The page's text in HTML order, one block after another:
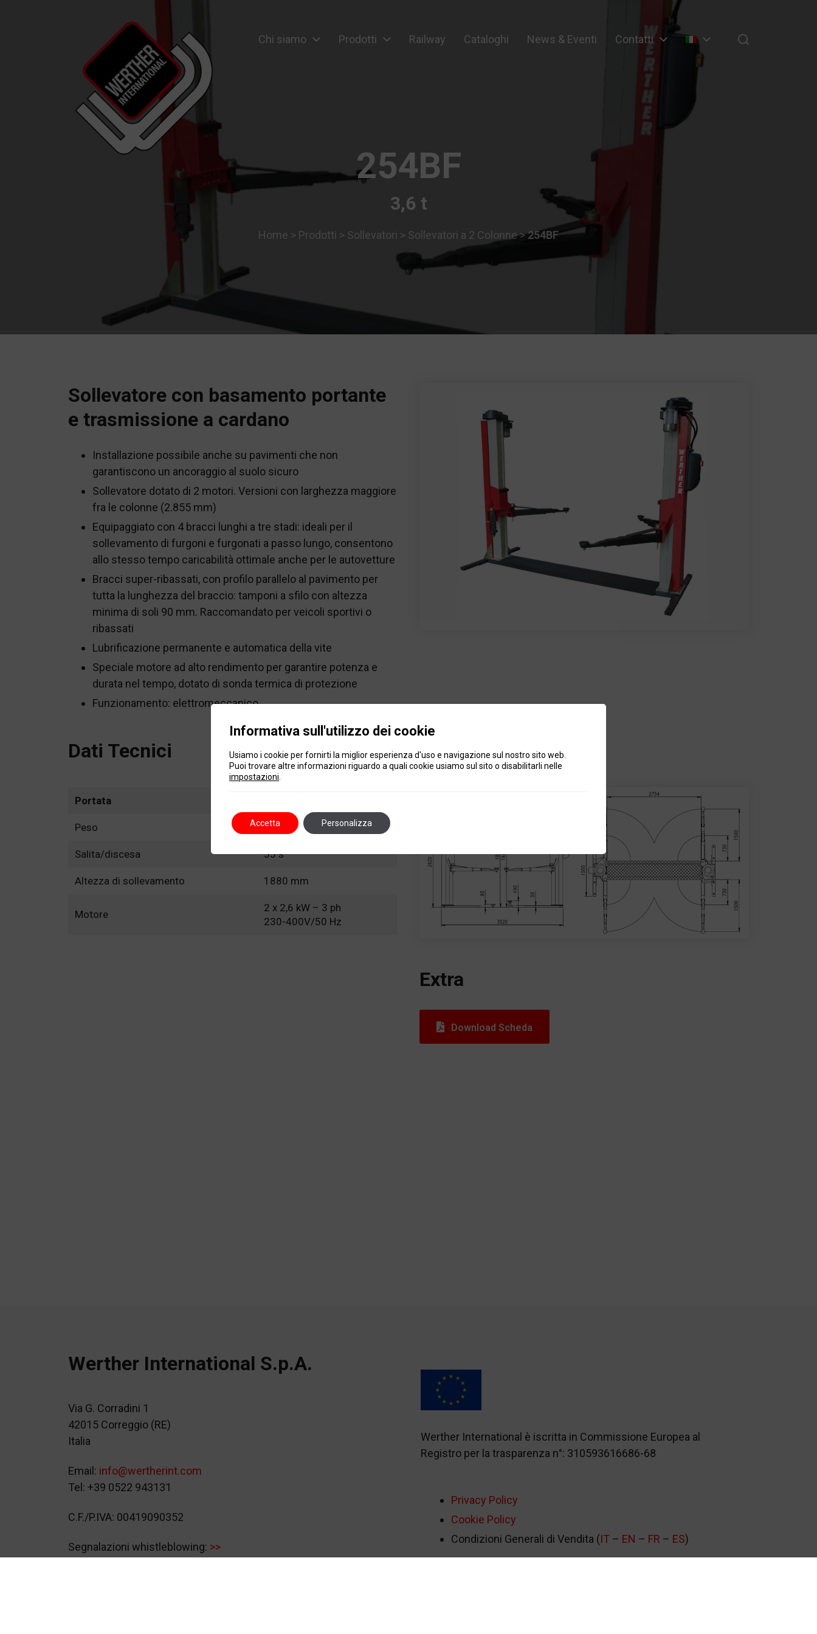
Garage Equipment and Wheel Service Equipment
Chi siamo Prodotti Railway Cataloghi News & Eventi Contatti
254BF
3,6 t
Home > Prodotti > Sollevatori > Sollevatori a 2 Colonne>254BF
Sollevatore con basamento portante
e trasmissione a cardano
Installazione possibile anche su pavimenti che non
garantiscono un ancoraggio al suolo sicuro
Sollevatore dotato di 2 motori. Versioni con larghezza maggiore
fra le colonne (2.855 mm)
Equipaggiato con 4 bracci lunghi a tre stadi: ideali per il
sollevamento di furgoni e furgonati a passo lungo, consentono
allo stesso tempo caricabilità ottimale anche per le autovetture
Bracci super-ribassati, con profilo parallelo al pavimento per
tutta la lunghezza del braccio: tamponi a sfilo con altezza
minima di soli 90 mm. Raccomandato per veicoli sportivi o
ribassati
Lubrificazione permanente e automatica della vite
Speciale motore ad alto rendimento per garantire potenza e
durata nel tempo, dotato di sonda termica di protezione
Funzionamento: elettromeccanico
Dati Tecnici
Portata
Peso 900 kg
Salita/discesa 55 s
Altezza di sollevamento 1880 mm
Motore
2 x 2,6 kW – 3 ph
230-400V/50 Hz
Dimensioni
Extra
Download Scheda
Werther International S.p.A.
Via G. Corradini 1
42015 Correggio (RE)
Italia
Email: info@wertherint.com
Tel: +39 0522 943131
C.F./P.IVA: 00419090352
Segnalazioni whistleblowing: >>
Werther International è iscritta in Commissione Europea al
Registro per la trasparenza n°: 310593616686-68
Privacy Policy
Cookie Policy
Condizioni Generali di Vendita (IT – EN – FR – ES)
Informativa sull'utilizzo dei cookie
Usiamo i cookie per fornirti la miglior esperienza d'uso e navigazione sul nostro sito web.
Puoi trovare altre informazioni riguardo a quali cookie usiamo sul sito o disabilitarli nelle
impostazioni
Accetta Personalizza